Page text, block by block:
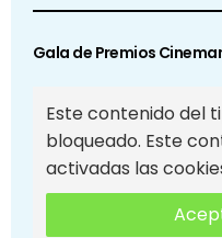
Gala de Premios
Este contenido del
bloqueado. Este
activadas las